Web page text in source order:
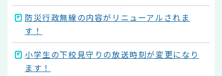
防災行政無線の内容がリニューアルされま
す！
小学生の下校見守りの放送時刻が変更になり
ます！